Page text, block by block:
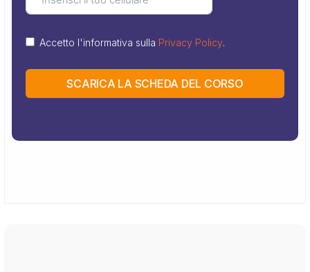
Accetto l'informativa sulla Privacy Policy.
SCARICA LA SCHEDA DEL CORSO